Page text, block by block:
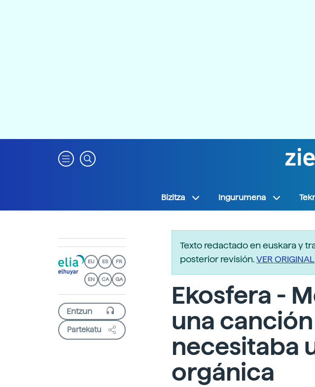
Bizitza Ingurumena
EU ES FR
EN CA GA
Partekatu
Texto redactado en euskara y
posterior revisión.VER ORIGINAL
Ekosfera -
una
necesitaba
orgánica